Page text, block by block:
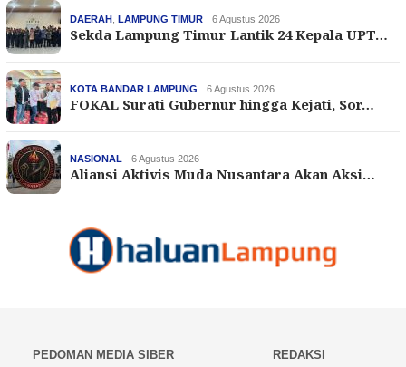
DAERAH , LAMPUNG TIMUR 6 Agustus 2026
Sekda Lampung Timur Lantik 24 Kepala UPT…
KOTA BANDAR LAMPUNG 6 Agustus 2026
FOKAL Surati Gubernur hingga Kejati, Sor…
NASIONAL 6 Agustus 2026
Aliansi Aktivis Muda Nusantara Akan Aksi…
PEDOMAN MEDIA SIBER REDAKSI